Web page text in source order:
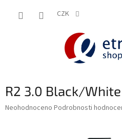
CZK
R2 3.0 Black/White
Průměrné
Neohodnoceno Podrobnosti
shop.etriatlon.cz - Chat